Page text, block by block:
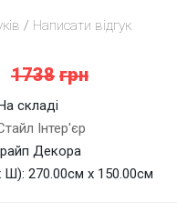
/ Написати відгук
1738 грн
складі
Інтер'єр
Декора
Ш): 270.00см x 150.00см